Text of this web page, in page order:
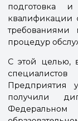
подготовка
квалификации
требованиями
процедур
С этой целью,
Предприятия
получили
Федеральном